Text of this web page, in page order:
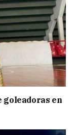
goleadoras en